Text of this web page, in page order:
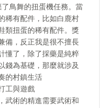
鳥舞的扭蛋機任務。當
稀有配件，比如白鹿村
類扭蛋的稀有配件。獎
備，反正我是很不擅長
懂了，除了採藥是純粹
錢為基礎，那麼就涉及
的村鎮生活
工與遊戲
武術的精進需要武術和